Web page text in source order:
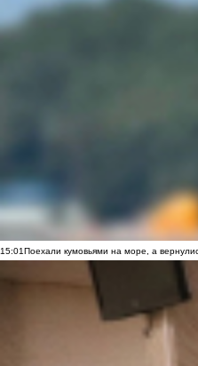
15:01Поехали кумовьями на море, а